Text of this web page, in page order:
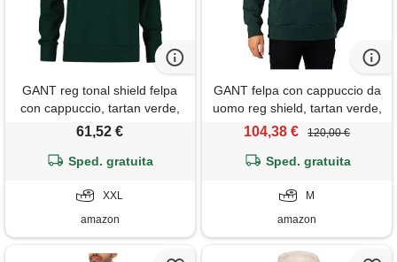
GANT reg tonal shield felpa
con cappuccio, tartan verde,
xxl
61,52 €
Sped. gratuita
XXL
amazon
GANT felpa con cappuccio da
uomo reg shield, tartan verde,
m
104,38 € 120,00 €
Sped. gratuita
M
amazon